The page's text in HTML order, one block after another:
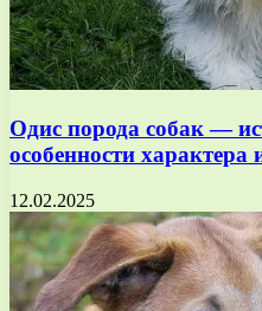
Одис порода собак —
особенности
12.02.2025